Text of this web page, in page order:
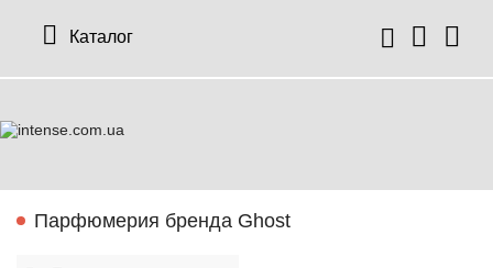
Каталог
Парфюмерия бренда Ghost